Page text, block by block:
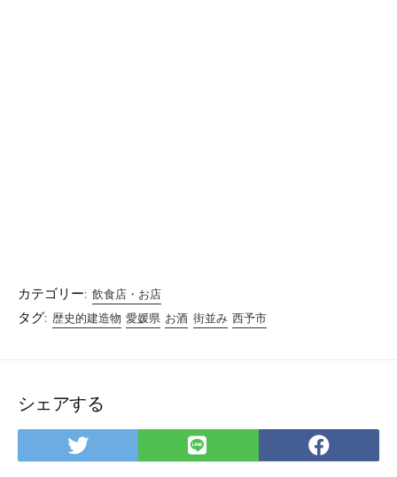
カテゴリー: 飲食店・お店
タグ: 歴史的建造物 愛媛県 お酒 街並み 西予市
シェアする
Twitter
で
LINE
で
で